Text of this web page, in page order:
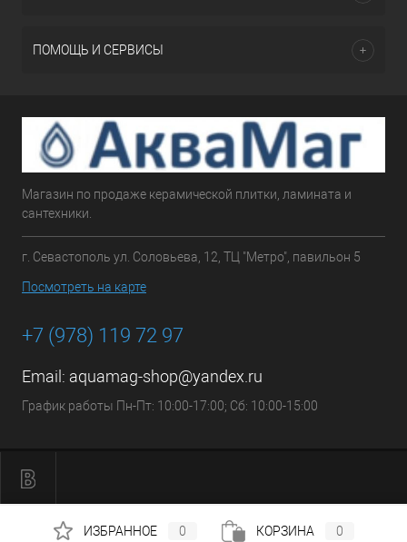
ПОМОЩЬ И СЕРВИСЫ
Магазин по продаже керамической плитки, ламината и
сантехники.
г. Севастополь ул. Соловьева, 12, ТЦ "Метро", павильон 5
Посмотреть на карте
+7 (978) 119 72 97
Email: aquamag-shop@yandex.ru
График работы Пн-Пт: 10:00-17:00; Сб: 10:00-15:00
ИЗБРАННОЕ 0 КОРЗИНА 0